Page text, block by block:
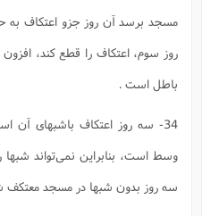
مسجد برسد آن روز جزو اعتکاف به
روز سوم، اعتکاف را قطع کند، افزون
باطل است .
34- سه روز اعتکاف باشبهاى
وسط است، بنابراین نمى‌تواند شبها
سه روز بدون شبها در مسجد معتکف